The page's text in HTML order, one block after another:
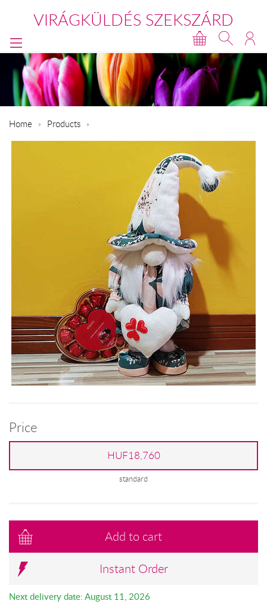
VIRÁGKÜLDÉS SZEKSZÁRD
Home Products
Price
HUF18,760
standard
Add to cart
Instant Order
Next delivery date: August 11, 2026